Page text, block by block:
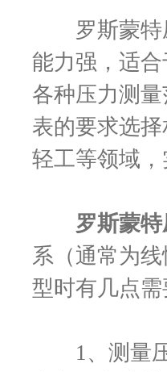
罗斯蒙特压
能力强，适
各种压力测
表的要求选
轻工等领域
罗斯蒙
系（通常为
型时有几点
1、测量压